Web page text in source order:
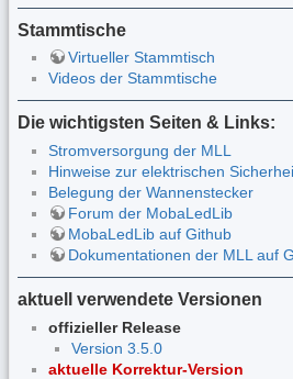
Stammtische
Virtueller Stammtisch
Videos der Stammtische
Die wichtigsten Seiten & Links:
Stromversorgung der MLL
Hinweise zur elektrischen
Belegung der Wannenstecker
Forum der MobaLedLib
MobaLedLib auf Github
Dokumentationen der MLL auf
aktuell verwendete Versionen
offizieller Release
Version 3.5.0
aktuelle Korrektur-Version